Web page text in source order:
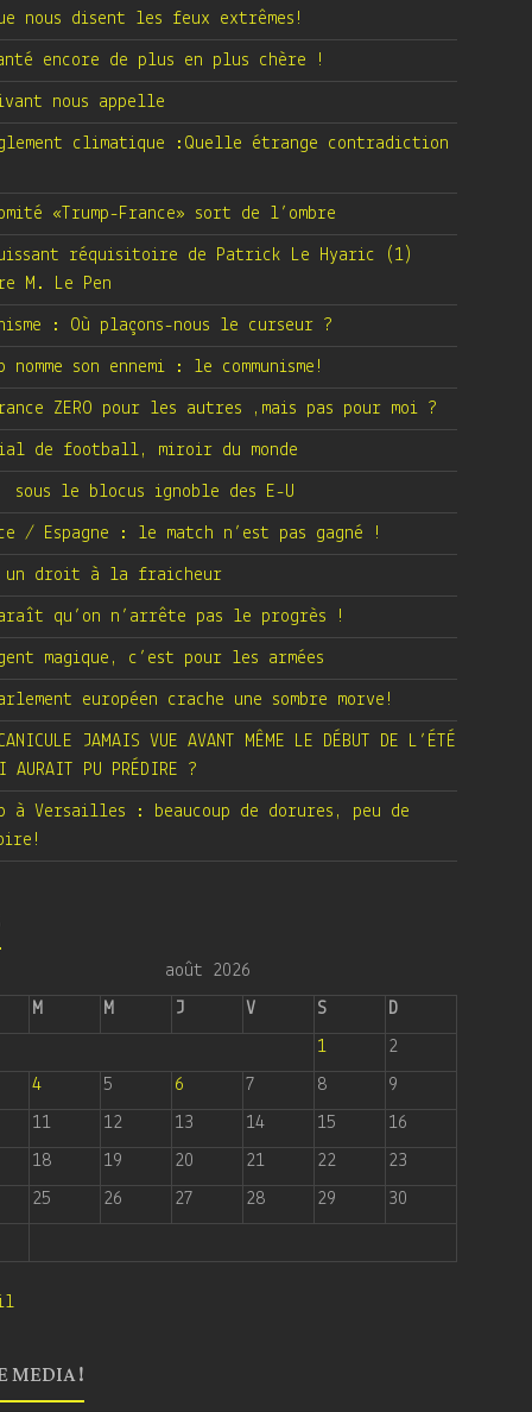
nous disent les feux extrêmes!
encore de plus en plus chère !
nous appelle
climatique :Quelle étrange contradiction
«Trump-France» sort de l’ombre
réquisitoire de Patrick Le Hyaric (1)
M. Le Pen
: Où plaçons-nous le curseur ?
nomme son ennemi : le communisme!
ZERO pour les autres ,mais pas pour moi ?
de football, miroir du monde
sous le blocus ignoble des E-U
/ Espagne : le match n’est pas gagné !
un droit à la fraicheur
qu’on n’arrête pas le progrès !
magique, c’est pour les armées
européen crache une sombre morve!
JAMAIS VUE AVANT MÊME LE DÉBUT DE L’ÉTÉ
AURAIT PU PRÉDIRE ?
à Versailles : beaucoup de dorures, peu de
août 2026
M M J V S
D
1
2
4 5 6 7 8
9
11 12 13 14 15
16
18 19 20 21 22
23
25 26 27 28 29
30
MEDIA !